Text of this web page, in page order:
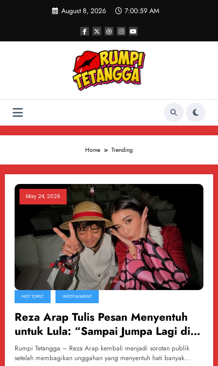
August 8, 2026 7:00:59 AM
Home Trending
May 24, 2026
HOT TOPIC INFOTAIMENT
Reza Arap Tulis Pesan Menyentuh
untuk Lula: “Sampai Jumpa Lagi di
Waktu yang Tepat”
Rumpi Tetangga – Reza Arap kembali menjadi sorotan publik
setelah membagikan unggahan yang menyentuh hati banyak…